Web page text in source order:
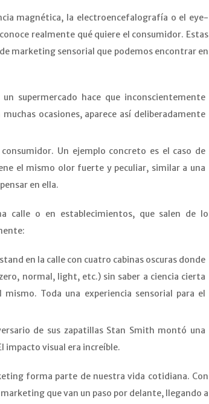
magnética, la electroencefalografía o el eye-
realmente qué quiere el consumidor. Estas
marketing sensorial que podemos encontrar en
supermercado hace que inconscientemente
ocasiones, aparece así deliberadamente
Un ejemplo concreto es el caso de
el mismo olor fuerte y peculiar, similar a una
en ella.
calle o en establecimientos, que salen de lo
en la calle con cuatro cabinas oscuras donde
normal, light, etc.) sin saber a ciencia cierta
Toda una experiencia sensorial para el
de sus zapatillas Stan Smith montó una
impacto visual era increíble.
forma parte de nuestra vida cotidiana. Con
que van un paso por delante, llegando a